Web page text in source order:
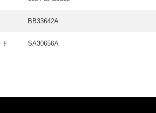
CHALLENGE
BB33642A
SA30656A